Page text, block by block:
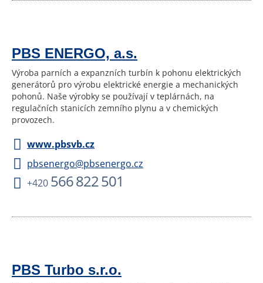
PBS ENERGO, a.s.
Výroba parních a expanzních turbín k pohonu elektrických
generátorů pro výrobu elektrické energie a mechanických
pohonů. Naše výrobky se používají v teplárnách, na
regulačních stanicích zemního plynu a v chemických
provozech.
www.pbsvb.cz
pbsenergo@pbsenergo.cz
+420 566 822 501
PBS Turbo s.r.o.